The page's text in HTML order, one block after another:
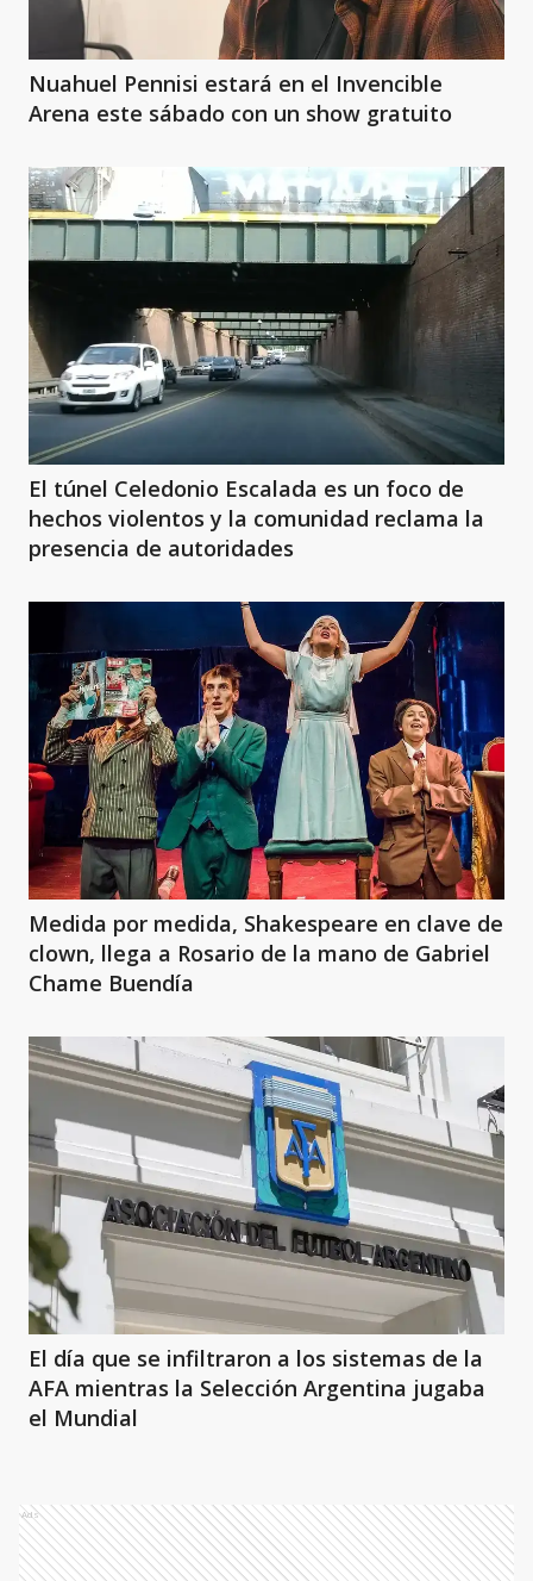
Nuahuel Pennisi estará en el Invencible
Arena este sábado con un show gratuito
El túnel Celedonio Escalada es un foco de
hechos violentos y la comunidad reclama la
presencia de autoridades
Medida por medida, Shakespeare en clave de
clown, llega a Rosario de la mano de Gabriel
Chame Buendía
El día que se infiltraron a los sistemas de la
AFA mientras la Selección Argentina jugaba
el Mundial
Ads